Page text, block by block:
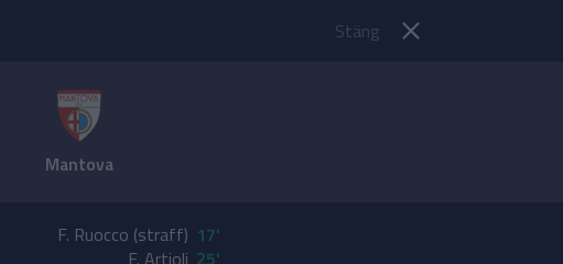
Stäng
Mantova
F. Ruocco (straff) 17'
F. Artioli 25'